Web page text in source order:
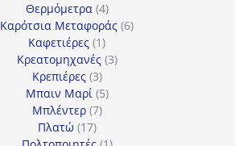
Θερμόμετρα 44
προϊόντα
Καρότσια Μεταφοράς 66
Καφετιέρες 11
προϊόν
Κρεατομηχανές 33
Κρεπιέρες 33
προϊόντα
Μπαιν Μαρί 55
Μπλέντερ 77
Πλατώ 1717
προϊόντα
1